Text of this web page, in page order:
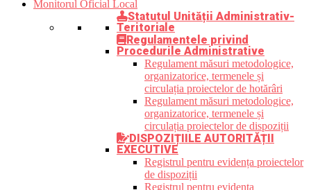
Monitorul Oficial Local
Statutul Unității Administrativ-
Teritoriale
Regulamentele privind
Procedurile Administrative
Regulament măsuri metodologice,
organizatorice, termenele și
circulația proiectelor de hotărâri
Regulament măsuri metodologice,
organizatorice, termenele și
circulația proiectelor de dispoziții
DISPOZIȚIILE AUTORITĂȚII
EXECUTIVE
Registrul pentru evidența proiectelor
de dispoziții
Registrul pentru evidența